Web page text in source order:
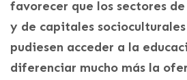
favorecer que los sectores
y de capitales
pudiesen acceder a la
diferenciar mucho más la